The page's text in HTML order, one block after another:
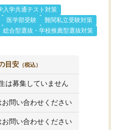
入学共通テスト対策
医学部受験
難関私立受験対策
総合型選抜・学校推薦型選抜対策
目安 （税込）
は募集していません
お問い合わせください
お問い合わせください